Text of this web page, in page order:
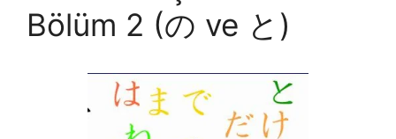
Bölüm 2 (の ve と)